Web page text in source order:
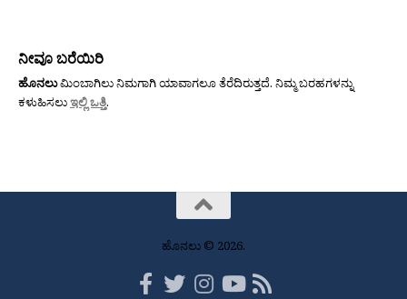
ನೀವೂ ಬರೆಯಿರಿ
ಹೊನಲುಮಿಂಬಾಗಿಲು ನಿಮಗಾಗಿ ಯಾವಾಗಲೂ ತೆರೆದಿರುತ್ತದೆ. ನಿಮ್ಮ ಬರಹಗಳನ್ನು
ಕಳುಹಿಸಲುಇಲ್ಲಿ ಒತ್ತಿ.
ಹೊನಲು © 2026.